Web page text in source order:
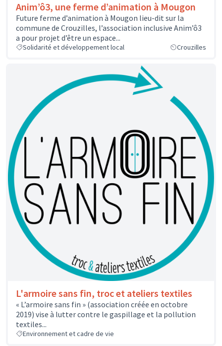
Anim’ô3, une ferme d’animation à Mougon
Future ferme d’animation à Mougon lieu-dit sur la
commune de Crouzilles, l’association inclusive Anim’ô3
a pour projet d’être un espace...
Solidarité et développement local Crouzilles
L'armoire sans fin, troc et ateliers textiles
« L’armoire sans fin » (association créée en octobre
2019) vise à lutter contre le gaspillage et la pollution
textiles...
Environnement et cadre de vie